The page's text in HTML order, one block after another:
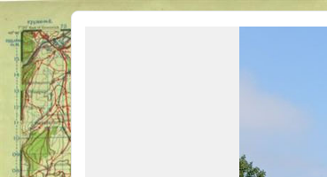
Bienvenue sur LE forum des passionnés de